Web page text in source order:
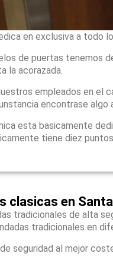
en exclusiva a todo
de puertas tenemos
la acorazada.
empleados en el
encontrase algo
esta basicamente
tiene diez
clasicas en
tradicionales de alta
tradicionales en
seguridad al mejor